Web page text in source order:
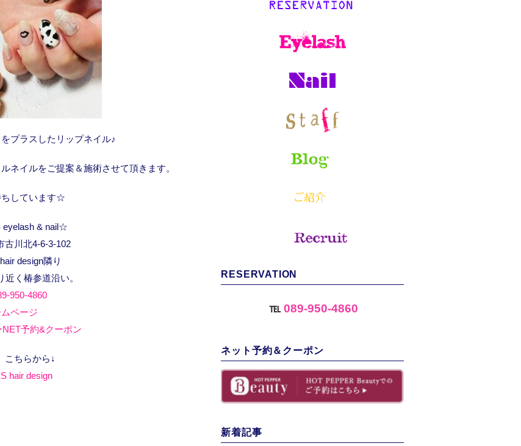
プラスしたリップネイル♪
ネイルをご提案＆施術させて頂きます。
ちしています☆
& nail☆
古川北4-6-3-102
design隣り
近く椿参道沿い。
950-4860
ページ
予約&クーポン
こちらから↓
hair design
RESERVATION
℡089-950-4860
ネット予約＆クーポン
新着記事